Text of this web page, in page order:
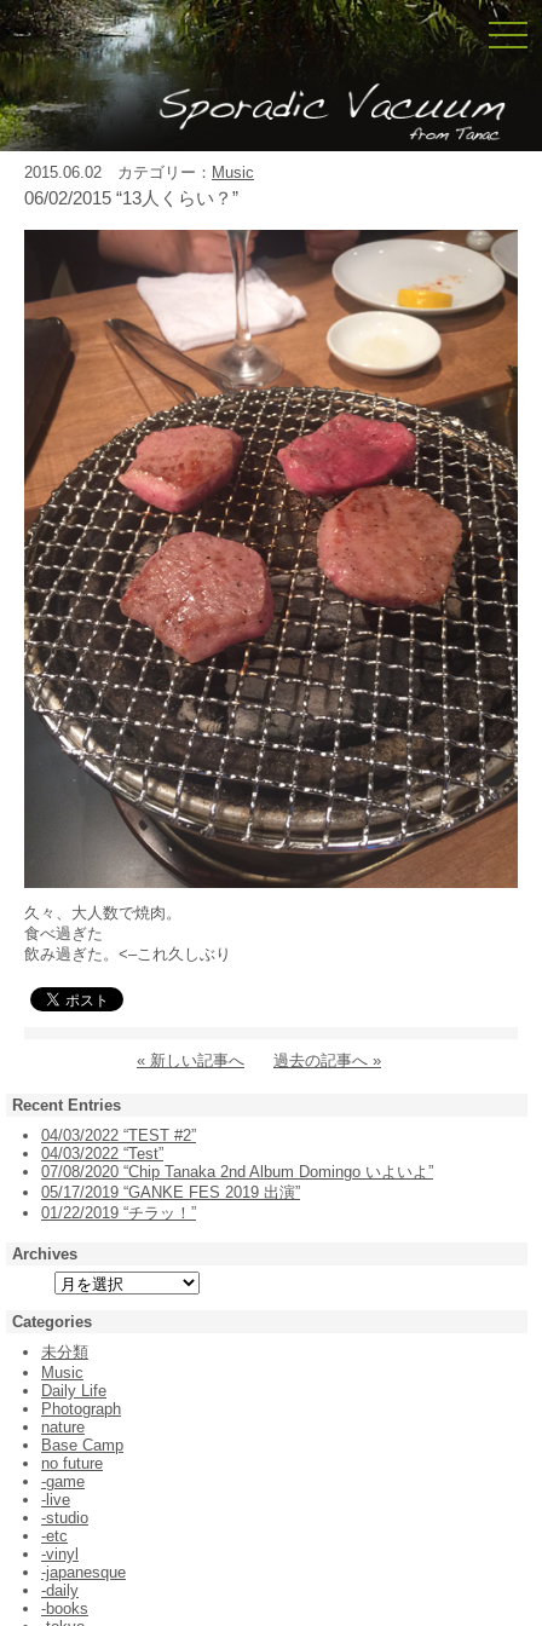
2015.06.02 カテゴリー： Music
06/02/2015 “13人くらい？”
久々、大人数で焼肉。
食べ過ぎた
飲み過ぎた。<–これ久しぶり
« 新しい記事へ 過去の記事へ »
Recent Entries
04/03/2022 “TEST #2”
04/03/2022 “Test”
07/08/2020 “Chip Tanaka 2nd Album Domingo いよいよ”
05/17/2019 “GANKE FES 2019 出演”
01/22/2019 “チラッ！”
Archives
Categories
未分類
Music
Daily Life
Photograph
nature
Base Camp
no future
-game
-live
-studio
-etc
-vinyl
-japanesque
-daily
-books